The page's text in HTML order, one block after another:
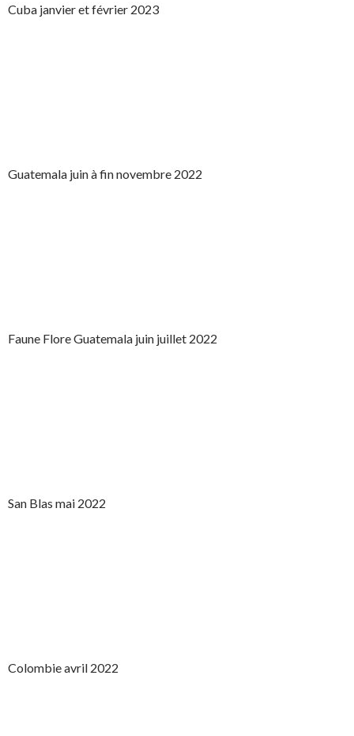
Cuba janvier et février 2023
Guatemala juin à fin novembre 2022
Faune Flore Guatemala juin juillet 2022
San Blas mai 2022
Colombie avril 2022